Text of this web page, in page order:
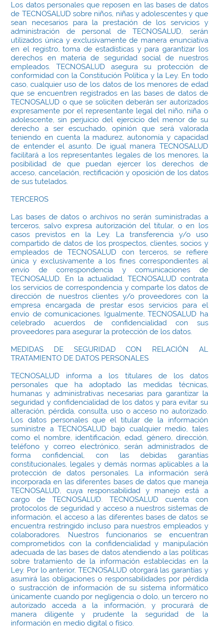
Los datos personales que reposen en las bases de datos
de TECNOSALUD sobre niños, niñas y adolescentes y que
sean necesarios para la prestación de los servicios y
administración de personal de TECNOSALUD, serán
utilizados única y exclusivamente de manera enunciativa
en el registro, toma de estadísticas y para garantizar los
derechos en materia de seguridad social de nuestros
empleados. TECNOSALUD asegura su protección de
conformidad con la Constitución Política y la Ley. En todo
caso, cualquier uso de los datos de los menores de edad
que se encuentren registrados en las bases de datos de
TECNOSALUD o que se soliciten deberán ser autorizados
expresamente por el representante legal del niño, niña o
adolescente, sin perjuicio del ejercicio del menor de su
derecho a ser escuchado, opinión que será valorada
teniendo en cuenta la madurez, autonomía y capacidad
de entender el asunto. De igual manera TECNOSALUD
facilitará a los representantes legales de los menores, la
posibilidad de que puedan ejercer los derechos de
acceso, cancelación, rectificación y oposición de los datos
de sus tutelados.
TERCEROS
Las bases de datos o archivos no serán suministradas a
terceros, salvo expresa autorización del titular, o en los
casos previstos en la Ley. La transferencia y/o uso
compartido de datos de los prospectos, clientes, socios y
empleados de TECNOSALUD con terceros, se refiere
única y exclusivamente a los fines correspondientes al
envío de correspondencia y comunicaciones de
TECNOSALUD. En la actualidad, TECNOSALUD contrata
los servicios de correspondencia y comparte los datos de
dirección de nuestros clientes y/o proveedores con la
empresa encargada de prestar esos servicios para el
envío de comunicaciones. Igualmente, TECNOSALUD ha
celebrado acuerdos de confidencialidad con sus
proveedores para asegurar la protección de los datos.
MEDIDAS DE SEGURIDAD CON RELACIÓN AL
TRATAMIENTO DE DATOS PERSONALES
TECNOSALUD informa a los titulares de los datos
personales que ha adoptado las medidas técnicas,
humanas y administrativas necesarias para garantizar la
seguridad y confidencialidad de los datos y para evitar su
alteración, pérdida, consulta, uso o acceso no autorizado.
Los datos personales que el titular de la información
suministre a TECNOSALUD bajo cualquier medio, tales
como el nombre, identificación, edad, género, dirección,
teléfono y correo electrónico, serán administrados de
forma confidencial, con las debidas garantías
constitucionales, legales y demás normas aplicables a la
protección de datos personales. La información será
incorporada en las diferentes bases de datos que maneja
TECNOSALUD, cuya responsabilidad y manejo está a
cargo de TECNOSALUD. TECNOSALUD cuenta con
protocolos de seguridad y acceso a nuestros sistemas de
información, el acceso a las diferentes bases de datos se
encuentra restringido incluso para nuestros empleados y
colaboradores. Nuestros funcionarios se encuentran
comprometidos con la confidencialidad y manipulación
adecuada de las bases de datos atendiendo a las políticas
sobre tratamiento de la información establecidas en la
Ley. Por lo anterior, TECNOSALUD otorgará las garantías y
asumirá las obligaciones o responsabilidades por pérdida
o sustracción de información de su sistema informático
únicamente cuando por negligencia o dolo, un tercero no
autorizado acceda a la información, y procurará de
manera diligente y prudente la seguridad de la
información en medio digital o físico.